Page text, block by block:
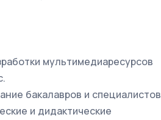
мультимедиаресурсов
бакалавров и специалистов
и дидактические